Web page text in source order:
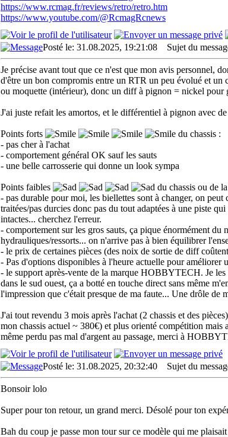
https://www.rcmag.fr/reviews/retro/retro.htm
https://www.youtube.com/@RcmagRcnews
Posté le: 31.08.2025, 19:21:08 Sujet du
Je précise avant tout que ce n'est que mon avis personnel,
d'être un bon compromis entre un RTR un peu évolué et un
ou moquette (intérieur), donc un diff à pignon = nickel pour
J'ai juste refait les amortos, et le différentiel à pignon avec
Points forts
du chassis :
- pas cher à l'achat
- comportement général OK sauf les sauts
- une belle carrosserie qui donne un look sympa
Points faibles
du chassis ou de
- pas durable pour moi, les biellettes sont à changer, on
traitées/pas durcies donc pas du tout adaptées à une piste
intactes... cherchez l'erreur.
- comportement sur les gros sauts, ça pique énormément du
hydrauliques/ressorts... on n'arrive pas à bien équilibrer
- le prix de certaines pièces (des noix de sortie de diff
- Pas d'options disponibles à l'heure actuelle pour améliorer
- le support après-vente de la marque HOBBYTECH. Je
dans le sud ouest, ça a botté en touche direct sans même
l'impression que c'était presque de ma faute... Une drôle de
J'ai tout revendu 3 mois après l'achat (2 chassis et des
mon chassis actuel ~ 380€) et plus orienté compétition
même perdu pas mal d'argent au passage, merci à
Posté le: 31.08.2025, 20:32:40 Sujet du
Bonsoir lolo
Super pour ton retour, un grand merci. Désolé pour ton
Bah du coup je passe mon tour sur ce modèle qui me